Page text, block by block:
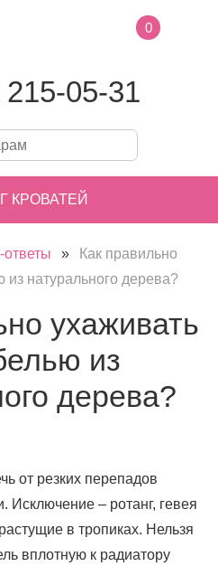
215-05-31
0
КРОВАТЕЙ
»
Как правильно
из натурального дерева?
ухаживать
из
дерева?
от резких перепадов
Исключение – ротанг, гевея
в тропиках. Нельзя
вплотную к радиатору